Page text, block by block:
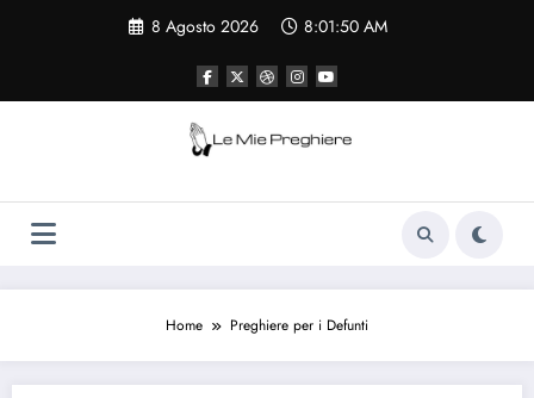
8 Agosto 2026 8:01:50 AM
Le Mie Preghiere
Il sito che raccogliere le preghiere e le
curiosità sulla chiesa cattolica
Home Preghiere per i Defunti